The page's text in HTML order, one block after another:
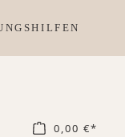
0,00 €*